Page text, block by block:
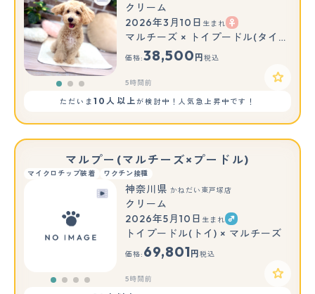
もっと見る もっと見る
クリーム
2026年3月10日 生まれ
マルチーズ × トイプードル(タイニー)
価格:38,500 円 税込
5時間前
ただいま10人以上が検討中！人気急上昇中です！
マルプー(マルチーズ×プードル)
マイクロチップ装着 ワクチン接種
神奈川県 かねだい東戸塚店
クリーム
2026年5月10日 生まれ
トイプードル(トイ) × マルチーズ
価格: 69,801 円 税込
5時間前